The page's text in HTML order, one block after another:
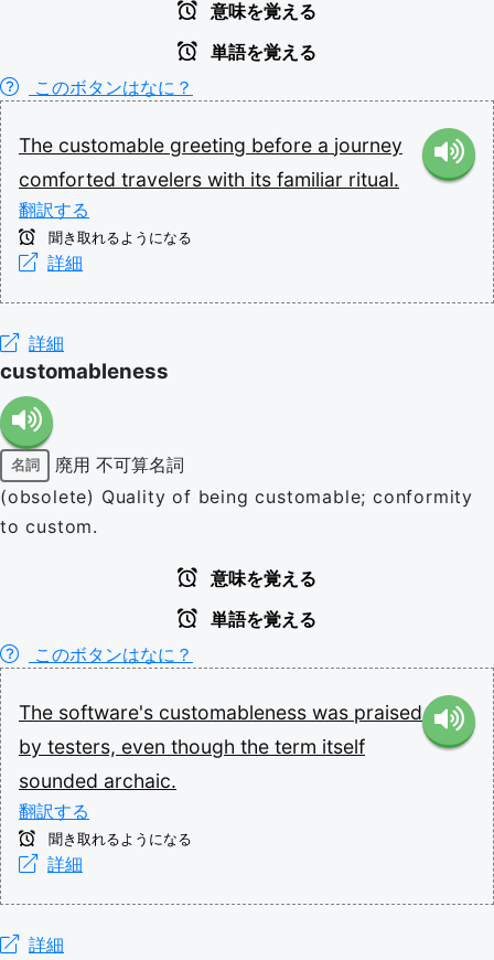
意味を覚える
単語を覚える
このボタンはなに？
The customable greeting before a journey
comforted travelers with its familiar ritual.
翻訳する
聞き取れるようになる
詳細
詳細
customableness
名詞 廃用 不可算名詞
(obsolete) Quality of being customable; conformity
to custom.
意味を覚える
単語を覚える
このボタンはなに？
The software's customableness was praised
by testers, even though the term itself
sounded archaic.
翻訳する
聞き取れるようになる
詳細
詳細